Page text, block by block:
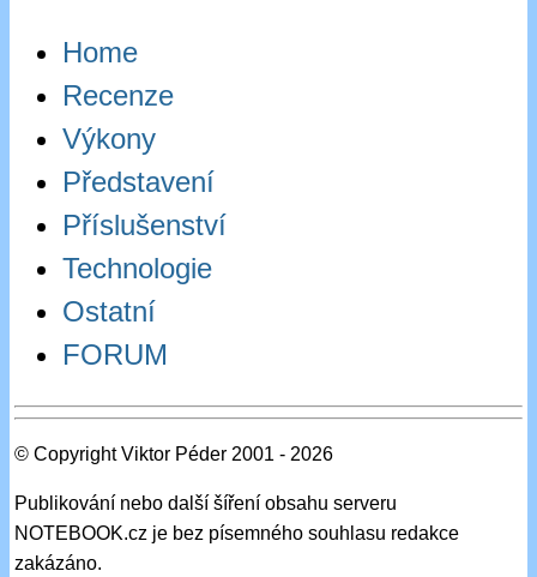
Home
Recenze
Výkony
Představení
Příslušenství
Technologie
Ostatní
FORUM
© Copyright Viktor Péder 2001 - 2026
Publikování nebo další šíření obsahu serveru
NOTEBOOK.cz je bez písemného souhlasu redakce
zakázáno.